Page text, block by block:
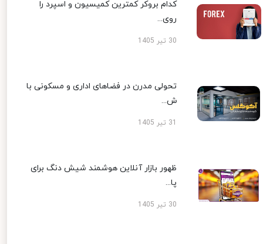
کدام بروکر کمترین کمیسیون و اسپرد را
روی...
30 تیر 1405
تحولی مدرن در فضاهای اداری و مسکونی با
ش...
ظهور بازار آنلاین هوشمند شیش دنگ برای
پا...
30 تیر 1405